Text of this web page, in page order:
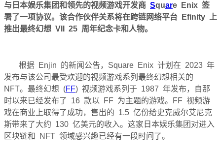
与日本娱乐集团和领先的视频游戏开发商 Square Enix 签
署了一项协议。 该合作伙伴关系将在跨链网络平台 Efinity 上
推出最终幻想 VII 25 周年纪念卡和人物。
根据 Enjin 的新闻公告，Square Enix 计划在 2023 年
发布与该公司最受欢迎的视频游戏系列最终幻想相关的
NFT。 最终幻想 (FF) 视频游戏系列于 1987 年发布，自那
时以来已经发布了 16 款以 FF 为主题的游戏。
FF 视频游
戏在商业上取得了成功，售出的 1.5 亿份给史克威尔艾尼克
斯带来了大约 130 亿美元的收入。 这家日本娱乐集团对进入
区块链和 NFT 领域感兴趣已经有一段时间了。